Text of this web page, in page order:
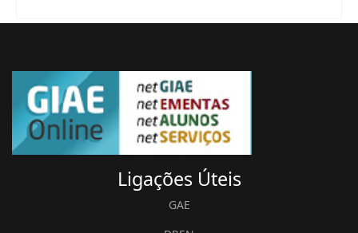
LigaçõesÚteis
GAE